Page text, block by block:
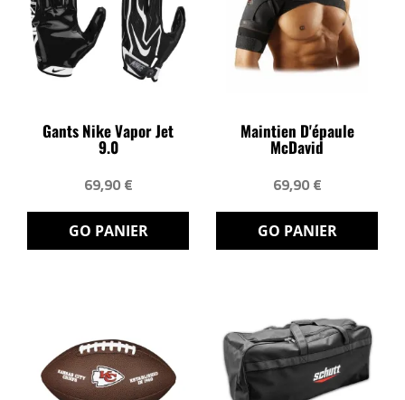
Gants Nike Vapor Jet
9.0
69,90 €
GO PANIER
Maintien D'épaule
McDavid
69,90 €
GO PANIER